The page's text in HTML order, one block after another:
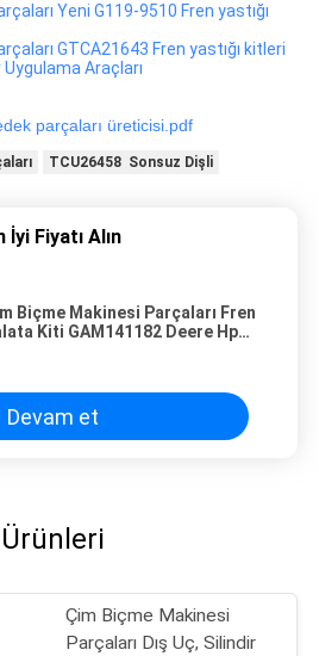
Yeni G119-9510 Fren yastığı
GTCA21643 Fren yastığı kitleri
Uygulama Araçları
parçaları üreticisi.pdf
TCU26458 Sonsuz Dişli
İyi Fiyatı Alın
Biçme Makinesi Parçaları Fren
Kiti GAM141182 Deere Hpx
Devam et
Ürünleri
Çim Biçme Makinesi
Parçaları Dış Uç, Silindir